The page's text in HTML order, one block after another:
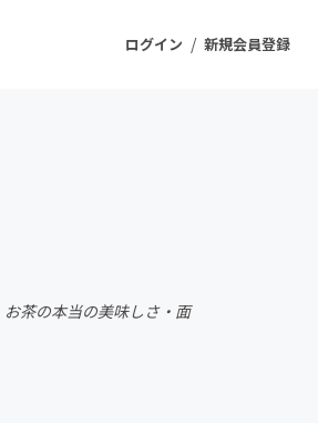
ログイン / 新規会員登録
ョン
茶の本当の美味しさ・面